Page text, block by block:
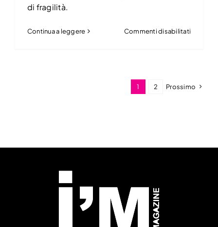
di fragilità.
Continua a leggere Commenti disabilitati
1 2 Prossimo